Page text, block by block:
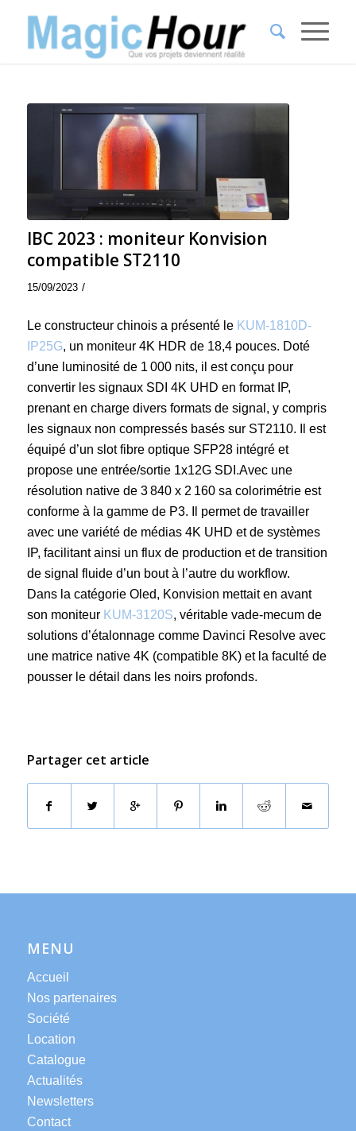
IBC 2023 : moniteur Konvision
compatible ST2110
15/09/2023 /
Le constructeur chinois a présenté le KUM-1810D-
IP25G, un moniteur 4K HDR de 18,4 pouces. Doté
d’une luminosité de 1 000 nits, il est conçu pour
convertir les signaux SDI 4K UHD en format IP,
prenant en charge divers formats de signal, y compris
les signaux non compressés basés sur ST2110. Il est
équipé d’un slot fibre optique SFP28 intégré et
propose une entrée/sortie 1x12G SDI.Avec une
résolution native de 3 840 x 2 160 sa colorimétrie est
conforme à la gamme de P3. Il permet de travailler
avec une variété de médias 4K UHD et de systèmes
IP, facilitant ainsi un flux de production et de transition
de signal fluide d’un bout à l’autre du workflow.
Dans la catégorie Oled, Konvision mettait en avant
son moniteur KUM-3120S, véritable vade-mecum de
solutions d’étalonnage comme Davinci Resolve avec
une matrice native 4K (compatible 8K) et la faculté de
pousser le détail dans les noirs profonds.
Partager cet article
MENU
Accueil
Nos partenaires
Société
Location
Catalogue
Actualités
Newsletters
Contact